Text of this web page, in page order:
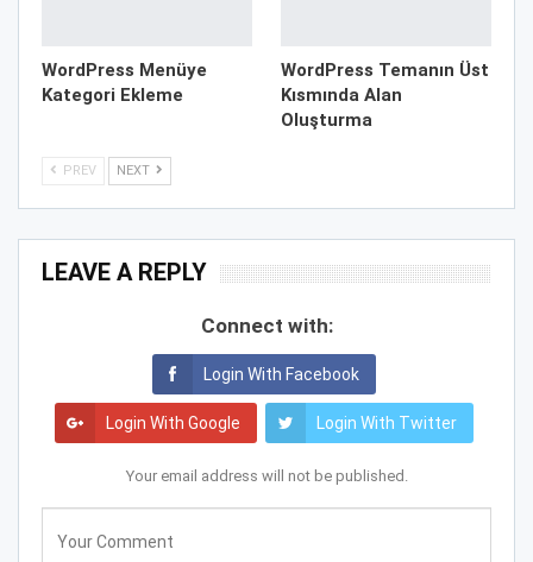
WordPress Menüye
Kategori Ekleme
WordPress Temanın Üst
Kısmında Alan
Oluşturma
PREV NEXT
LEAVE A REPLY
Connect with:
Login With Facebook
Login With Google Login With Twitter
Your email address will not be published.